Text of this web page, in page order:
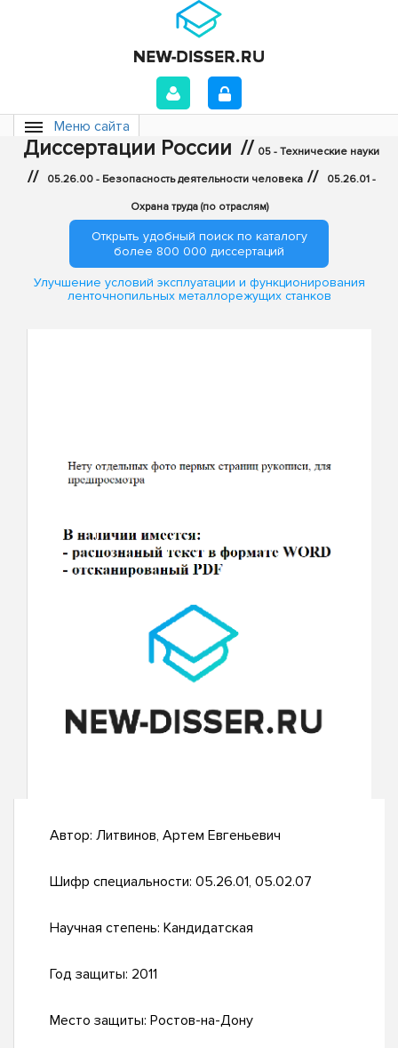
Меню сайта
Диссертации России // 05 - Технические науки
// 05.26.00 - Безопасность деятельности человека // 05.26.01 -
Охрана труда (по отраслям)
Открыть удобный поиск по каталогу
более 800 000 диссертаций
Улучшение условий эксплуатации и функционирования
ленточнопильных металлорежущих станков
Автор: Литвинов, Артем Евгеньевич
Шифр специальности: 05.26.01, 05.02.07
Научная степень: Кандидатская
Год защиты: 2011
Место защиты: Ростов-на-Дону